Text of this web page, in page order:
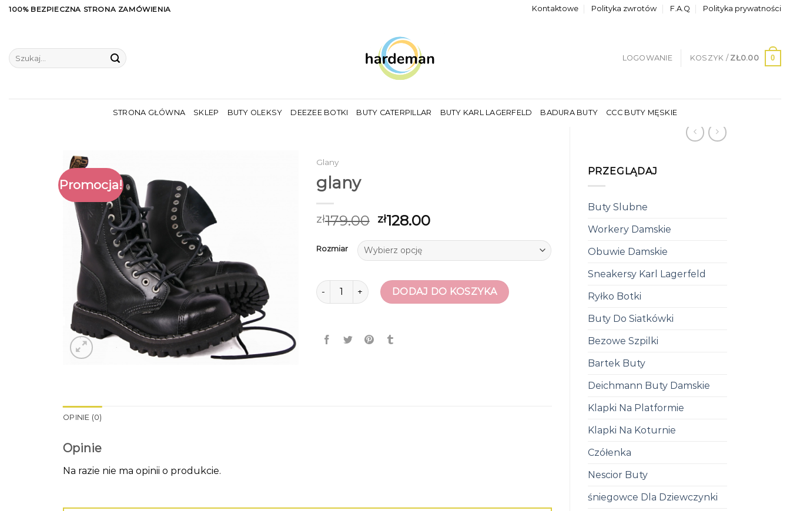
Skip100% BEZPIECZNA STRONA ZAMÓWIENIA Kontaktowe Polityka zwrotów F.A.Q Polityka prywatności
Szukaj:
LOGOWANIE KOSZYK / ZŁ0.00 0
STRONA GŁÓWNA SKLEP BUTY OLEKSY DEEZEE BOTKI BUTY CATERPILLAR BUTY KARL LAGERFELD BADURA BUTY CCC BUTY MĘSKIE
PRZEGLĄDAJ
Buty Slubne
Workery Damskie
Obuwie Damskie
Sneakersy Karl Lagerfeld
Ryłko Botki
Buty Do Siatkówki
Bezowe Szpilki
Bartek Buty
Deichmann Buty Damskie
Klapki Na Platformie
Klapki Na Koturnie
Czółenka
Nescior Buty
śniegowce Dla Dziewczynki
Promocja!
Glany
glany
zł179.00 zł128.00
Rozmiar
ilość glany DODAJ DO KOSZYKA
OPINIE (0)
Opinie
Na razie nie ma opinii o produkcie.